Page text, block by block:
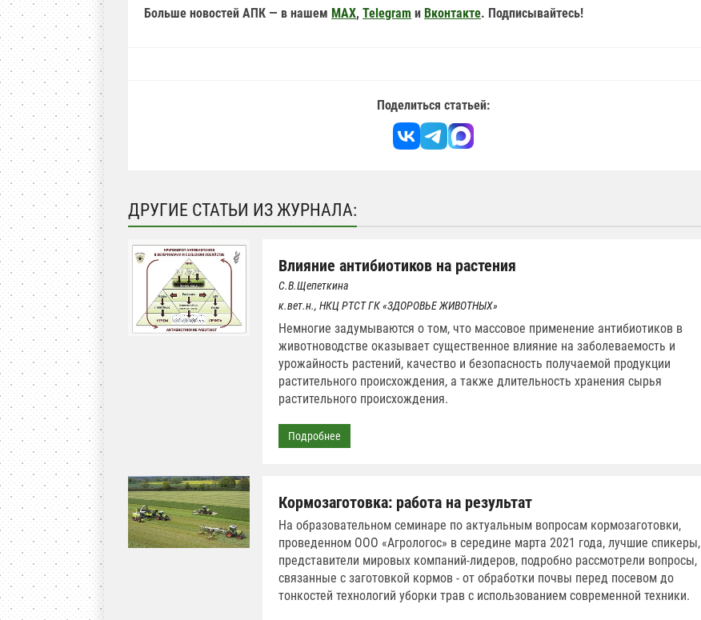
Больше новостей АПК — в нашем MAX, Telegram и Вконтакте. Подписывайтесь!
Поделиться статьей:
ДРУГИЕ СТАТЬИ ИЗ ЖУРНАЛА:
Влияние антибиотиков на растения
С.В.Щепеткина
к.вет.н., НКЦ РТСТ ГК «ЗДОРОВЬЕ ЖИВОТНЫХ»
Немногие задумываются о том, что массовое применение антибиотиков в
животноводстве оказывает существенное влияние на заболеваемость и
урожайность растений, качество и безопасность получаемой продукции
растительного происхождения, а также длительность хранения сырья
растительного происхождения.
Подробнее
Кормозаготовка: работа на результат
На образовательном семинаре по актуальным вопросам кормозаготовки,
проведенном ООО «Агрологос» в середине марта 2021 года, лучшие спикеры,
представители мировых компаний-лидеров, подробно рассмотрели вопросы,
связанные с заготовкой кормов - от обработки почвы перед посевом до
тонкостей технологий уборки трав с использованием современной техники.